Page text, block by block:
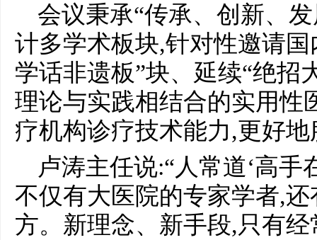
会议秉承“传承、创新、
计多学术板块,针对性邀请
学话非遗板”块、延续“绝招
理论与实践相结合的实用性
疗机构诊疗技术能力,更好
卢涛主任说:“人常道‘高手
不仅有大医院的专家学者,
方。新理念、新手段,只有